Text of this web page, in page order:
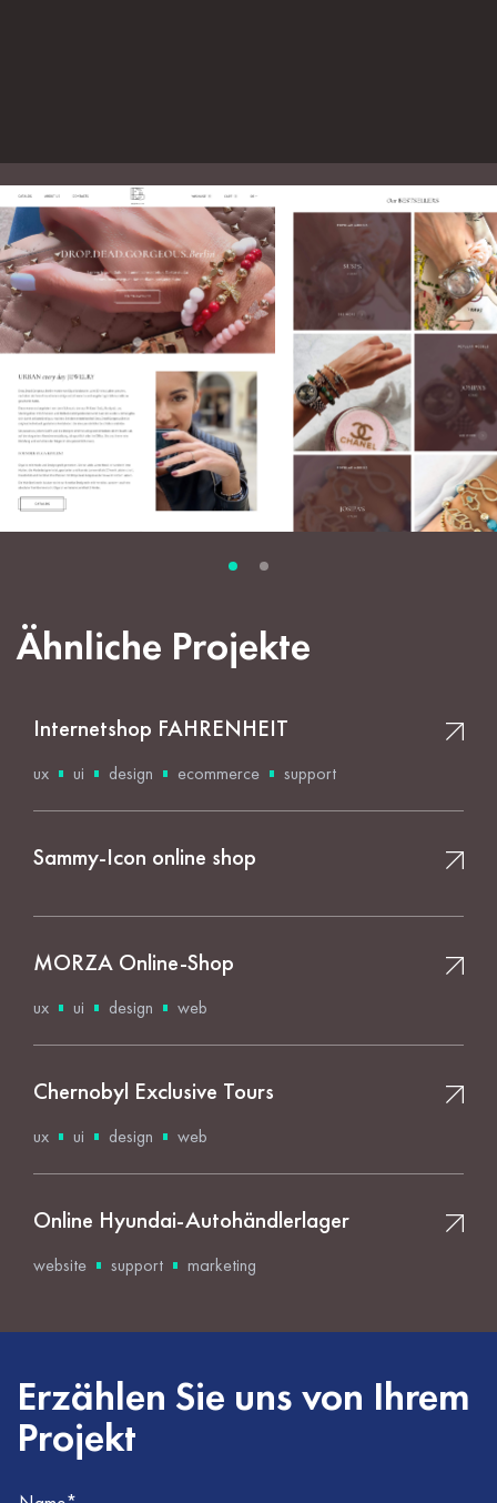
Ähnliche Projekte
Internetshop FAHRENHEIT
ux ui design ecommerce support
Sammy-Icon online shop
MORZA Online-Shop
ux ui design web
Chernobyl Exclusive Tours
ux ui design web
Online Hyundai-Autohändlerlager
website support marketing
Erzählen Sie uns von Ihrem
Projekt